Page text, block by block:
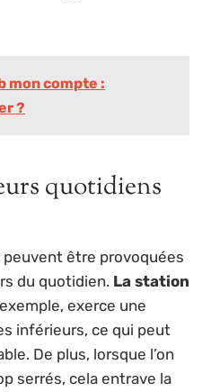
mon compte :
?
quotidiens
être provoquées
du quotidien. La station
exerce une
inférieurs, ce qui peut
De plus, lorsque l’on
serrés, cela entrave la